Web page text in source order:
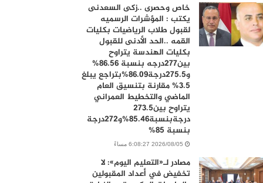
خاص وحصرى ..زكى السعدنى
يكتب : المؤشرات الرسميه
لقبول طلاب الرياضيات بكليات
القمه ..الحد الأدنى للقبول
بكليات الهندسة يتراوح
بين277درجه بنسبة 86.56%
و275.5درجة86.09%بتراجع يبلغ
3.5% مقارنة بتنسيق العام
الماضي والتخطيط العمراني
يتراوح بين273.5
درجةبنسبة85.46%و272درجة
بنسبة 85%
2026/08/05 6:08:27 مساءً
مصادر لـ«التعليم اليوم»: لا
تخفيض في أعداد المقبولين